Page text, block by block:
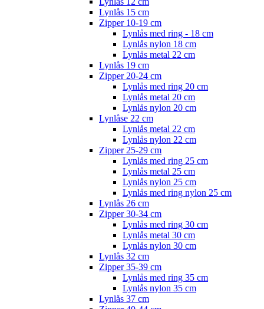
Lynlås 15 cm
Zipper 10-19 cm
Lynlås med ring - 18 cm
Lynlås nylon 18 cm
Lynlås metal 22 cm
Lynlås 19 cm
Zipper 20-24 cm
Lynlås med ring 20 cm
Lynlås metal 20 cm
Lynlås nylon 20 cm
Lynlåse 22 cm
Lynlås metal 22 cm
Lynlås nylon 22 cm
Zipper 25-29 cm
Lynlås med ring 25 cm
Lynlås metal 25 cm
Lynlås nylon 25 cm
Lynlås med ring nylon 25 cm
Lynlås 26 cm
Zipper 30-34 cm
Lynlås med ring 30 cm
Lynlås metal 30 cm
Lynlås nylon 30 cm
Lynlås 32 cm
Zipper 35-39 cm
Lynlås med ring 35 cm
Lynlås nylon 35 cm
Lynlås 37 cm